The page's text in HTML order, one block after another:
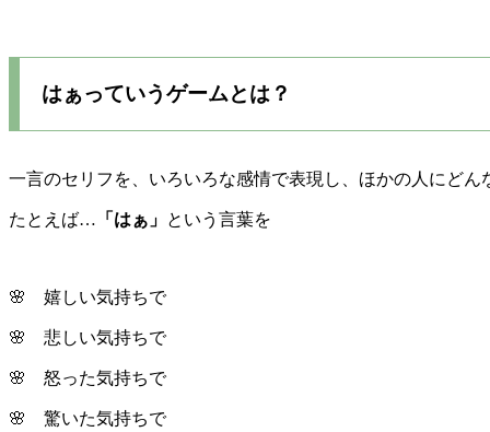
はぁっていうゲームとは？
一言のセリフを、いろいろな感情で表現し、ほかの人にど
たとえば… 「はぁ」 という言葉を
🌸 嬉しい気持ちで
🌸 悲しい気持ちで
🌸 怒った気持ちで
🌸 驚いた気持ちで